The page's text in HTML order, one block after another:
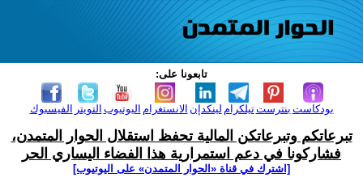
تابعونا على:
الفيسبوك التويتر اليوتيوب الانستغرام لينكدإن تيلكرامبنترست بودكاست
تبرعاتكم وتبرعاتكن المالية تحفظ استقلال الحوار المتمدن،
فشاركونا في دعم استمرارية هذا الفضاء اليساري الحر
[اشترك في قناة ‫«الحوار المتمدن» على اليوتيوب]